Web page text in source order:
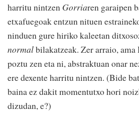
harritu nintzen Gorriaren garaipen
etxafuegoak entzun nituen
ninduen gure hiriko kaleetan
normalbilakatzeak. Zer arraio,
poztu zen eta ni, abstraktuan onar
ere dexente harritu nintzen. (Bide
baina ez dakit momentutxo hori
dizudan, e?)